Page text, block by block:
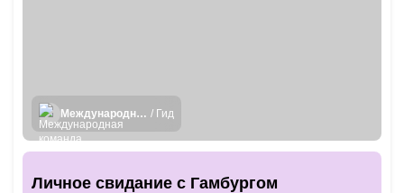
Международная команда гидов / Гид
Личное свидание с Гамбургом